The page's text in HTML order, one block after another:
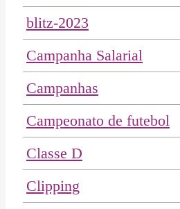
blitz-2023
Campanha Salarial
Campanhas
Campeonato de futebol
Classe D
Clipping